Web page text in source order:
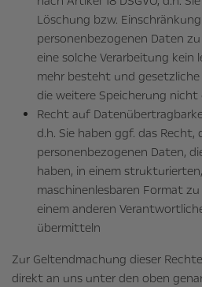
Löschung bzw.
personenbezogenen Daten
eine solche Verarbeitung kein
mehr besteht und
die weitere Speicherung nicht
Recht auf
d.h. Sie haben ggf. das
personenbezogenen Daten,
haben, in einem
maschinenlesbaren Format
einem anderen
übermitteln
Zur Geltendmachung dieser
direkt an uns unter den oben